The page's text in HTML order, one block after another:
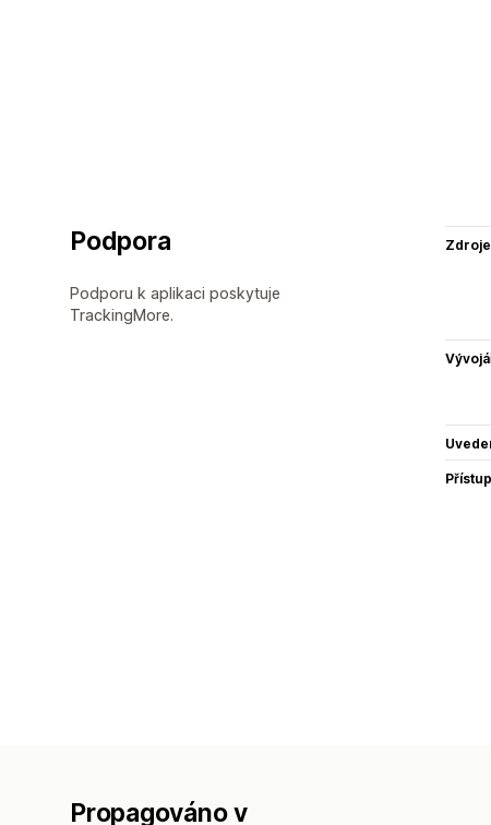
Podpora
Podporu k aplikaci poskytuje
TrackingMore.
Zdroje
Propagováno v